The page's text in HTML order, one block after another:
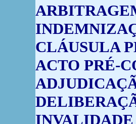
CLÁUSULA
ACTO PRÉ-